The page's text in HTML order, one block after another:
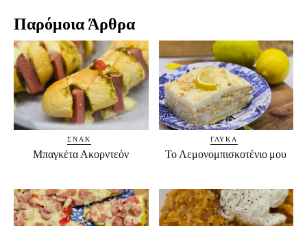
Παρόμοια Άρθρα
ΣΝΑΚ
Μπαγκέτα Ακορντεόν
ΓΛΥΚΆ
Το Λεμονομπισκοτένιο μου